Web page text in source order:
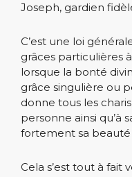
Joseph, gardien
C’est une loi
grâces particulières
lorsque la bonté
grâce singulière ou
donne tous les
personne ainsi qu’à
fortement sa beauté
Cela s’est tout à fait